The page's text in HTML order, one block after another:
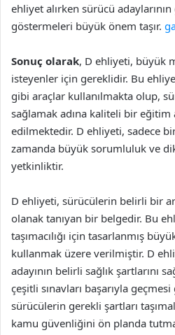
ehliyet alırken sürücü
göstermeleri büyük önem taşır.
Sonuç olarak, D ehliyeti, büyük
isteyenler için gereklidir. Bu
gibi araçlar kullanılmakta olup,
sağlamak adına kaliteli bir eğitim
edilmektedir. D ehliyeti, sadece
zamanda büyük sorumluluk ve
yetkinliktir.
D ehliyeti, sürücülerin belirli bir
olanak tanıyan bir belgedir. Bu
taşımacılığı için tasarlanmış
kullanmak üzere verilmiştir. D
adayının belirli sağlık şartlarını
çeşitli sınavları başarıyla
sürücülerin gerekli şartları
kamu güvenliğini ön planda